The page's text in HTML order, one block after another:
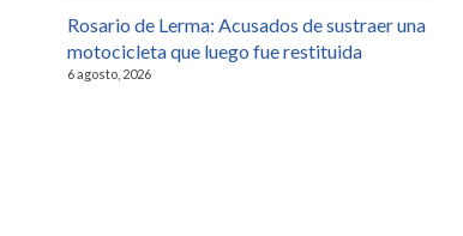
Rosario de Lerma: Acusados de sustraer una
motocicleta que luego fue restituida
6 agosto, 2026